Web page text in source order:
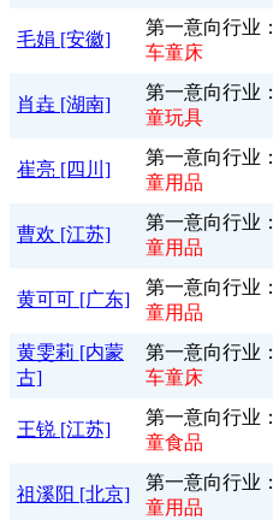
毛娟 [安徽]
第一意向行业：
车童床
肖垚 [湖南]
第一意向行业：
童玩具
崔亮 [四川]
第一意向行业：
童用品
曹欢 [江苏]
第一意向行业：
童用品
黄可可 [广东]
第一意向行业：
童用品
黄雯莉 [内蒙
古]
第一意向行业：
车童床
王锐 [江苏]
第一意向行业：
童食品
祖溪阳 [北京]
第一意向行业：
童用品